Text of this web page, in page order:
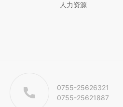
人力资源
0755-25626321
0755-25621887